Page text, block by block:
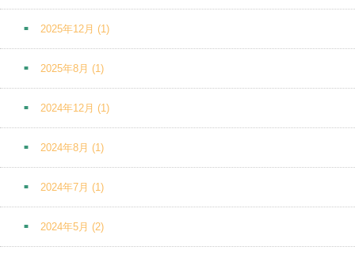
2025年12月 (1)
2025年8月 (1)
2024年12月 (1)
2024年8月 (1)
2024年7月 (1)
2024年5月 (2)